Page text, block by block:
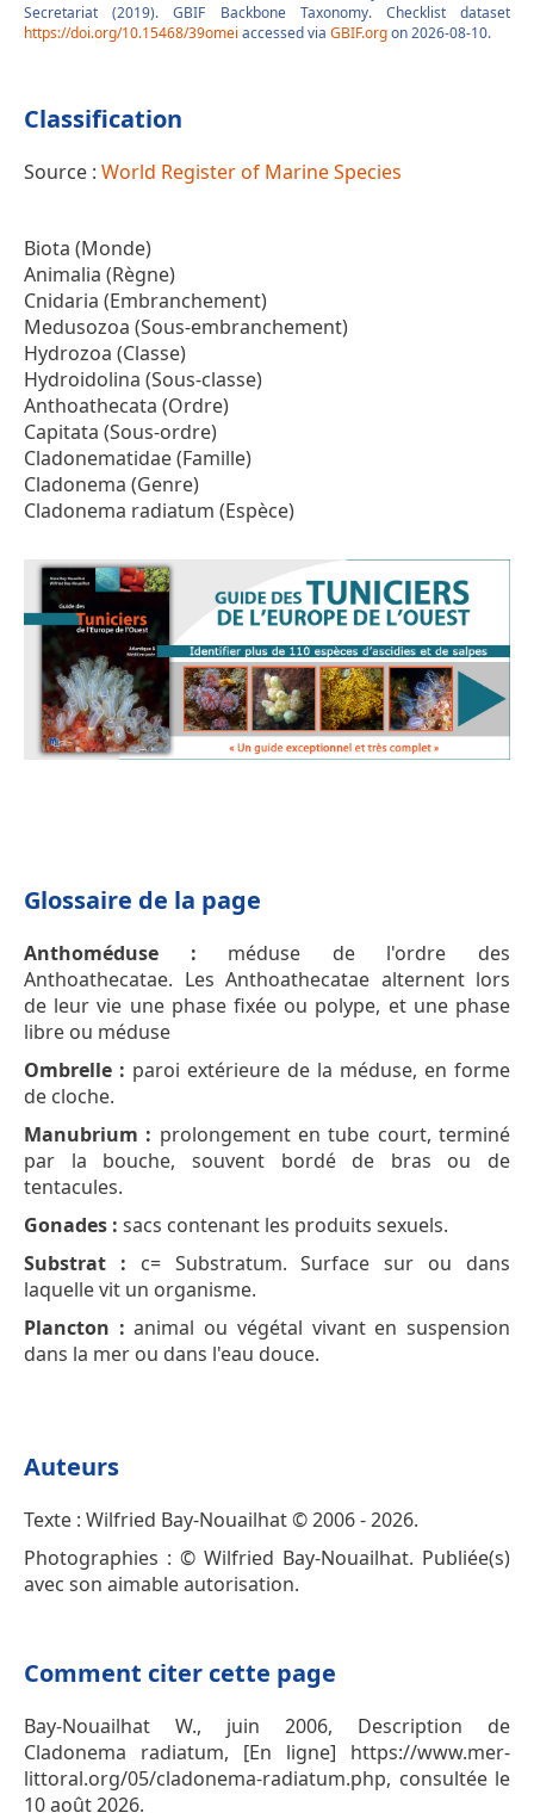
Secretariat (2019). GBIF Backbone Taxonomy. Checklist dataset
https://doi.org/10.15468/39omei accessed via GBIF.orgon 2026-08-10.
Classification
Source : World Register of Marine Species
Biota (Monde)
Animalia (Règne)
Cnidaria (Embranchement)
Medusozoa (Sous-embranchement)
Hydrozoa (Classe)
Hydroidolina (Sous-classe)
Anthoathecata (Ordre)
Capitata (Sous-ordre)
Cladonematidae (Famille)
Cladonema (Genre)
Cladonema radiatum (Espèce)
Glossaire de la page
Anthoméduse : méduse de l'ordre des
Anthoathecatae. Les Anthoathecatae alternent lors
de leur vie une phase fixée ou polype, et une phase
libre ou méduse
Ombrelle : paroi extérieure de la méduse, en forme
de cloche.
Manubrium : prolongement en tube court, terminé
par la bouche, souvent bordé de bras ou de
tentacules.
Gonades : sacs contenant les produits sexuels.
Substrat : c= Substratum. Surface sur ou dans
laquelle vit un organisme.
Plancton : animal ou végétal vivant en suspension
dans la mer ou dans l'eau douce.
Auteurs
Texte : Wilfried Bay-Nouailhat © 2006 - 2026.
Photographies : © Wilfried Bay-Nouailhat. Publiée(s)
avec son aimable autorisation.
Comment citer cette page
Bay-Nouailhat W., juin 2006, Description de
Cladonema radiatum, [En ligne] https://www.mer-
littoral.org/05/cladonema-radiatum.php, consultée le
10 août 2026.